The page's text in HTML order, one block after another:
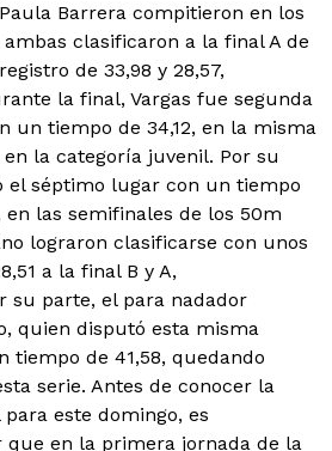
Barrera compitieron en los
clasificaron a la final A de
de 33,98 y 28,57,
la final, Vargas fue segunda
un tiempo de 34,12, en la misma
la categoría juvenil. Por su
el séptimo lugar con un tiempo
en las semifinales de los 50m
lograron clasificarse con unos
a la final B y A,
su parte, el para nadador
quien disputó esta misma
tiempo de 41,58, quedando
serie. Antes de conocer la
este domingo, es
en la primera jornada de la